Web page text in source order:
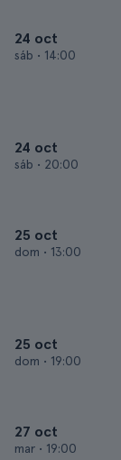
24 oct
sáb • 14:00
24 oct
sáb • 20:00
25 oct
dom • 13:00
25 oct
dom • 19:00
27 oct
mar • 19:00